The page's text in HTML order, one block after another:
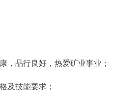
，品行良好，热爱矿业事业；
及技能要求；